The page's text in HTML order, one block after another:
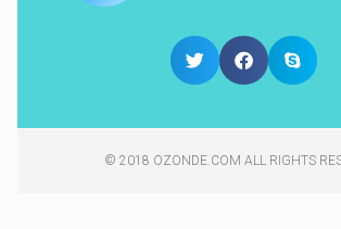
© 2018 OZONDE.COM ALL RIGHTS